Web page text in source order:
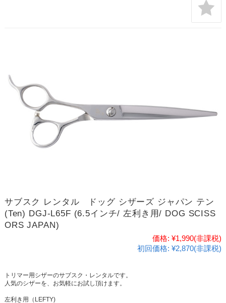
サブスク レンタル ドッグ シザーズ ジャパン テン
(Ten) DGJ-L65F (6.5インチ/ 左利き用/ DOG SCISS
ORS JAPAN)
価格: ¥1,990(非課税)
初回価格: ¥2,870(非課税)
トリマー用シザーのサブスク・レンタルです。
人気のシザーを、お気軽にお試し頂けます。
左利き用（LEFTY)